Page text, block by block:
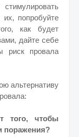
попробуйте
как будет
дайте себе
риск провала
альтернативу
того, чтобы
поражения?